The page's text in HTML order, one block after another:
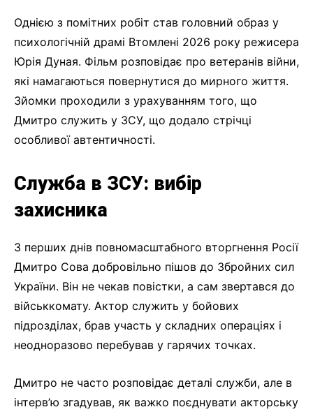
Однією з помітних робіт став головний образ у
психологічній драмі Втомлені 2026 року режисера
Юрія Дуная. Фільм розповідає про ветеранів війни,
які намагаються повернутися до мирного життя.
Зйомки проходили з урахуванням того, що
Дмитро служить у ЗСУ, що додало стрічці
особливої автентичності.
Служба в ЗСУ: вибір
захисника
З перших днів повномасштабного вторгнення Росії
Дмитро Сова добровільно пішов до Збройних сил
України. Він не чекав повістки, а сам звертався до
військкомату. Актор служить у бойових
підрозділах, брав участь у складних операціях і
неодноразово перебував у гарячих точках.
Дмитро не часто розповідає деталі служби, але в
інтерв’ю згадував, як важко поєднувати акторську